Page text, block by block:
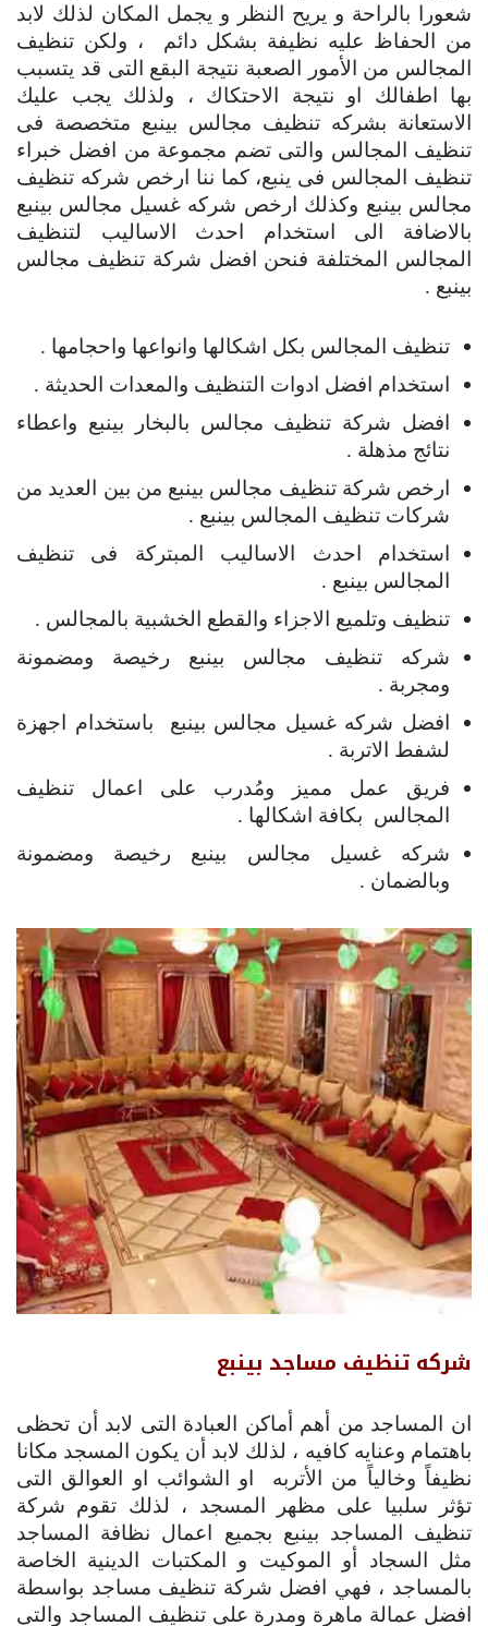
شعورا بالراحة و يريح النظر و يجمل المكان لذلك لابد
من الحفاظ عليه نظيفة بشكل دائم ، ولكن تنظيف
المجالس من الأمور الصعبة نتيجة البقع التى قد يتسبب
بها اطفالك او نتيجة الاحتكاك ، ولذلك يجب عليك
الاستعانة بشركه تنظيف مجالس بينبع متخصصة فى
تنظيف المجالس والتى تضم مجموعة من افضل خبراء
تنظيف المجالس فى ينبع، كما ننا ارخص شركه تنظيف
مجالس بينبع وكذلك ارخص شركه غسيل مجالس بينبع
بالاضافة الى استخدام احدث الاساليب لتنظيف
المجالس المختلفة فنحن افضل شركة تنظيف مجالس
بينبع .
تنظيف المجالس بكل اشكالها وانواعها واحجامها .
استخدام افضل ادوات التنظيف والمعدات الحديثة .
افضل شركة تنظيف مجالس بالبخار بينبع واعطاء
نتائج مذهلة .
ارخص شركة تنظيف مجالس بينبع من بين العديد من
شركات تنظيف المجالس بينبع .
استخدام احدث الاساليب المبتركة فى تنظيف
المجالس بينبع .
تنظيف وتلميع الاجزاء والقطع الخشبية بالمجالس .
شركه تنظيف مجالس بينبع رخيصة ومضمونة
ومجربة .
افضل شركه غسيل مجالس بينبع باستخدام اجهزة
لشفط الاتربة .
فريق عمل مميز ومُدرب على اعمال تنظيف
المجالس بكافة اشكالها .
شركه غسيل مجالس بينبع رخيصة ومضمونة
وبالضمان .
شركه تنظيف مساجد بينبع
ان المساجد من أهم أماكن العبادة التى لابد أن تحظى
باهتمام وعنايه كافيه ، لذلك لابد أن يكون المسجد مكانا
نظيفاً وخالياً من الأتربه او الشوائب او العوالق التى
تؤثر سلبيا على مظهر المسجد ، لذلك تقوم شركة
تنظيف المساجد بينبع بجميع اعمال نظافة المساجد
مثل السجاد أو الموكيت و المكتبات الدينية الخاصة
بالمساجد ، فهي افضل شركة تنظيف مساجد بواسطة
افضل عمالة ماهرة ومدرة على تنظيف المساجد والتى